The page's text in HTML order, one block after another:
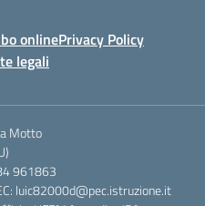
onlinePrivacy Policy
legali
Motto
961863
luic82000d@pec.istruzione.it